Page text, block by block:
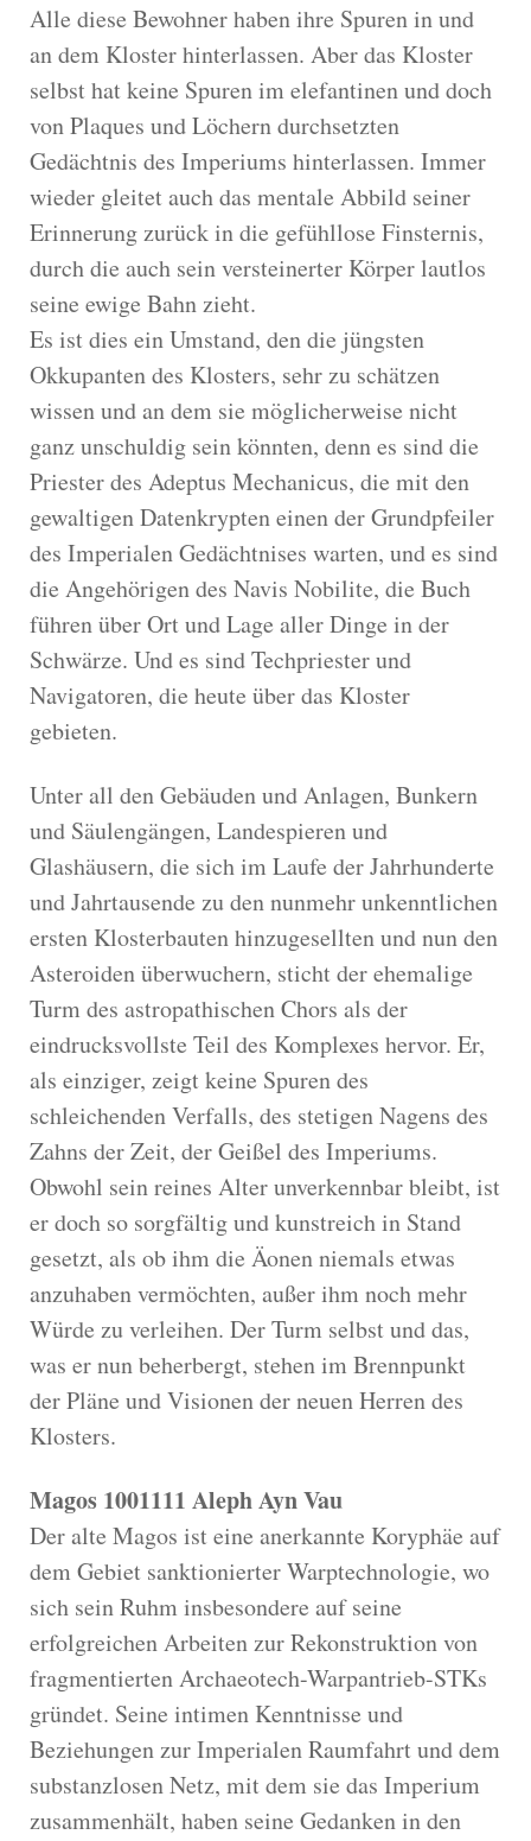
Alle diese Bewohner haben ihre Spuren in und
an dem Kloster hinterlassen. Aber das Kloster
selbst hat keine Spuren im elefantinen und doch
von Plaques und Löchern durchsetzten
Gedächtnis des Imperiums hinterlassen. Immer
wieder gleitet auch das mentale Abbild seiner
Erinnerung zurück in die gefühllose Finsternis,
durch die auch sein versteinerter Körper lautlos
seine ewige Bahn zieht.
Es ist dies ein Umstand, den die jüngsten
Okkupanten des Klosters, sehr zu schätzen
wissen und an dem sie möglicherweise nicht
ganz unschuldig sein könnten, denn es sind die
Priester des Adeptus Mechanicus, die mit den
gewaltigen Datenkrypten einen der Grundpfeiler
des Imperialen Gedächtnises warten, und es sind
die Angehörigen des Navis Nobilite, die Buch
führen über Ort und Lage aller Dinge in der
Schwärze. Und es sind Techpriester und
Navigatoren, die heute über das Kloster
gebieten.
Unter all den Gebäuden und Anlagen, Bunkern
und Säulengängen, Landespieren und
Glashäusern, die sich im Laufe der Jahrhunderte
und Jahrtausende zu den nunmehr unkenntlichen
ersten Klosterbauten hinzugesellten und nun den
Asteroiden überwuchern, sticht der ehemalige
Turm des astropathischen Chors als der
eindrucksvollste Teil des Komplexes hervor. Er,
als einziger, zeigt keine Spuren des
schleichenden Verfalls, des stetigen Nagens des
Zahns der Zeit, der Geißel des Imperiums.
Obwohl sein reines Alter unverkennbar bleibt, ist
er doch so sorgfältig und kunstreich in Stand
gesetzt, als ob ihm die Äonen niemals etwas
anzuhaben vermöchten, außer ihm noch mehr
Würde zu verleihen. Der Turm selbst und das,
was er nun beherbergt, stehen im Brennpunkt
der Pläne und Visionen der neuen Herren des
Klosters.
Magos 1001111 Aleph Ayn Vau
Der alte Magos ist eine anerkannte Koryphäe auf
dem Gebiet sanktionierter Warptechnologie, wo
sich sein Ruhm insbesondere auf seine
erfolgreichen Arbeiten zur Rekonstruktion von
fragmentierten Archaeotech-Warpantrieb-STKs
gründet. Seine intimen Kenntnisse und
Beziehungen zur Imperialen Raumfahrt und dem
substanzlosen Netz, mit dem sie das Imperium
zusammenhält, haben seine Gedanken in den